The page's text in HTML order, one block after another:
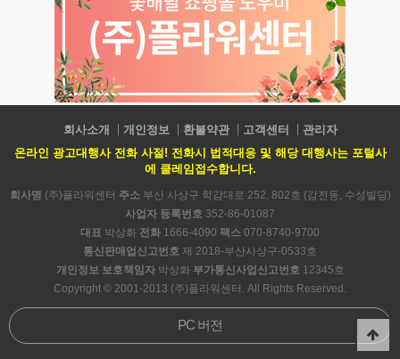
회사소개 개인정보 환불약관 고객센터
관리자
온라인 광고대행사 전화 사절! 전화시 법적대응 및 해당 대행사는 포털사
에 클레임접수합니다.
회사명 (주)플라워센터 주소부산 사상구 학감대로 252, 802호 (감전동, 수성빌딩)
사업자 등록번호 352-86-01087
대표 박상화 전화 1666-4090 팩스 070-8740-9700
통신판매업신고번호 제 2018-부산사상구-0533호
개인정보 보호책임자박상화 부가통신사업신고번호12345호
Copyright © 2001-2013 (주)플라워센터. All Rights Reserved.
PC 버전